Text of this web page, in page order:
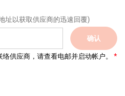
址以获取供应商的迅速回覆)
确认
供应商，请查看电邮并启动帐户。